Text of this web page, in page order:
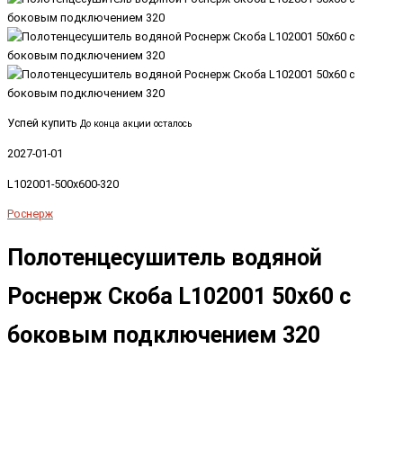
Успей купить До конца акции осталось
2027-01-01
L102001-500x600-320
Роснерж
Полотенцесушитель водяной
Роснерж Скоба L102001 50x60 с
боковым подключением 320